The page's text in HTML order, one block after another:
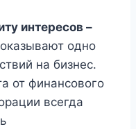
интересов –
одно
на бизнес.
от финансового
всегда